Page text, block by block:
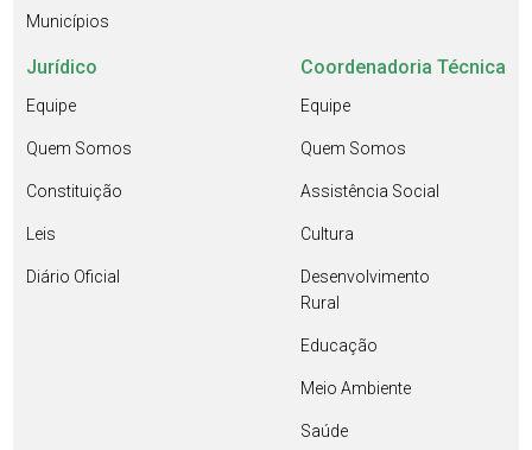
Municípios
Jurídico
Equipe
Quem Somos
Constituição
Leis
Diário Oficial
Coordenadoria Técnica
Equipe
Quem Somos
Assistência Social
Cultura
Desenvolvimento
Rural
Educação
Meio Ambiente
Saúde